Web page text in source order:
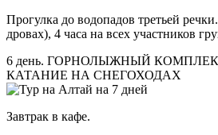
Прогулка до водопадов третьей
дровах), 4 часа на всех участников
6 день. ГОРНОЛЫЖНЫЙ
КАТАНИЕ НА СНЕГОХОДАХ
Завтрак в кафе.